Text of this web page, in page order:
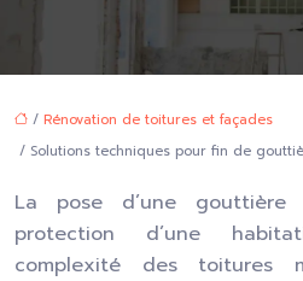
/ Rénovation de toitures et façades
/ Solutions techniques pour fin de
La pose d’une
protection d’une
complexité des toitures